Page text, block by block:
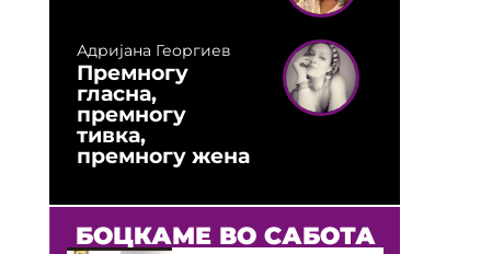
Адријана Георгиев
Премногу
гласна,
премногу
тивка,
премногу жена
БОЦКАМЕ ВО САБОТА